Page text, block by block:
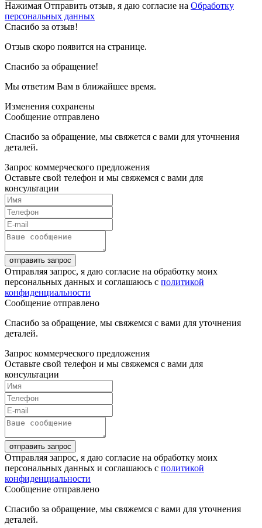
Нажимая Отправить отзыв, я даю согласие на Обработку
персональных данных
Спасибо за отзыв!
Отзыв скоро появится на странице.
Спасибо за обращение!
Мы ответим Вам в ближайшее время.
Изменения сохранены
Сообщение отправлено
Спасибо за обращение, мы свяжется с вами для уточнения
деталей.
Запрос коммерческого предложения
Оставьте свой телефон и мы свяжемся с вами для
консультации
отправить запрос
Отправляя запрос, я даю согласие на обработку моих
персональных данных и соглашаюсь с политикой
конфиденциальности
Сообщение отправлено
Спасибо за обращение, мы свяжемся с вами для уточнения
деталей.
Запрос коммерческого предложения
Оставьте свой телефон и мы свяжемся с вами для
консультации
отправить запрос
Отправляя запрос, я даю согласие на обработку моих
персональных данных и соглашаюсь с политикой
конфиденциальности
Сообщение отправлено
Спасибо за обращение, мы свяжемся с вами для уточнения
деталей.